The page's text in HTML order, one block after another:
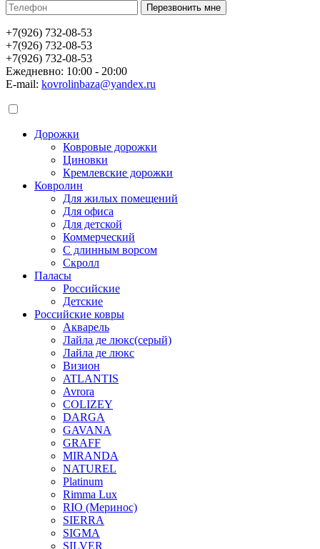
+7(926) 732-08-53
+7(926) 732-08-53
+7(926) 732-08-53
Ежедневно: 10:00 - 20:00
E-mail: kovrolinbaza@yandex.ru
Дорожки
Ковровые дорожки
Циновки
Кремлевские дорожки
Ковролин
Для жилых помещений
Для офиса
Для детской
Коммерческий
С длинным ворсом
Скролл
Паласы
Российские
Детские
Российские ковры
Акварель
Лайла де люкс(серый)
Лайла де люкс
Визион
ATLANTIS
Avrora
COLIZEY
DARGA
GAVANA
GRAFF
MIRANDA
NATUREL
Platinum
Rimma Lux
RIO (Меринос)
SIERRA
SIGMA
SILVER